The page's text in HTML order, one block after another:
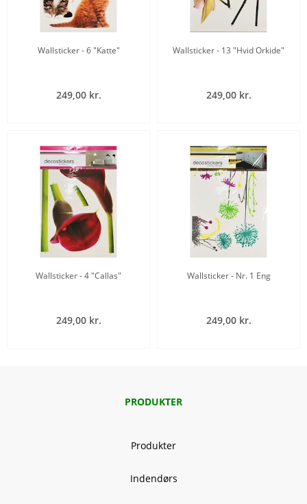
Wallsticker - 6 "Katte"
249,00 kr.
Wallsticker - 13 "Hvid Orkide"
249,00 kr.
Wallsticker - 4 "Callas"
249,00 kr.
Wallsticker - Nr. 1 Eng
249,00 kr.
PRODUKTER
Produkter
Indendørs